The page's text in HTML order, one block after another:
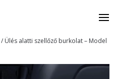
/ Ülés alatti szellőző burkolat – Model